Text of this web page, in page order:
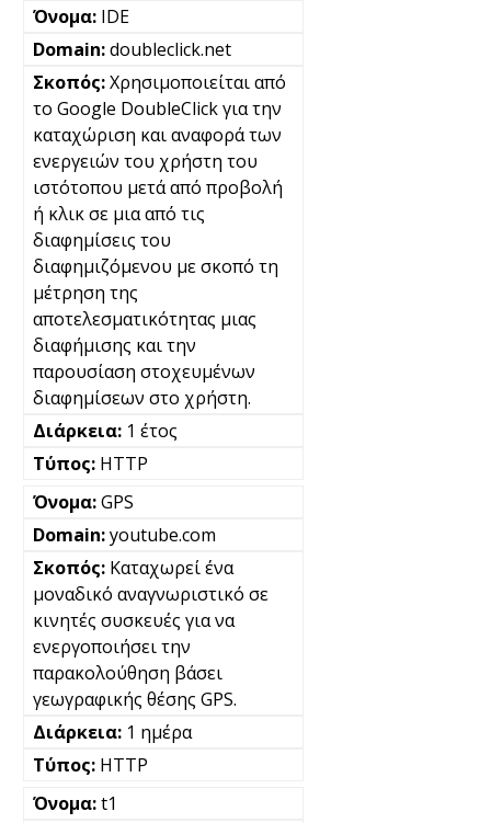
IDE
doubleclick.net
Χρησιμοποιείται από
το Google DoubleClick για την
καταχώριση και αναφορά των
ενεργειών του χρήστη του
ιστότοπου μετά από προβολή
ή κλικ σε μια από τις
διαφημίσεις του
διαφημιζόμενου με σκοπό τη
μέτρηση της
αποτελεσματικότητας μιας
διαφήμισης και την
παρουσίαση στοχευμένων
διαφημίσεων στο χρήστη.
1 έτος
HTTP
GPS
youtube.com
Καταχωρεί ένα
μοναδικό αναγνωριστικό σε
κινητές συσκευές για να
ενεργοποιήσει την
παρακολούθηση βάσει
γεωγραφικής θέσης GPS.
1 ημέρα
HTTP
t1